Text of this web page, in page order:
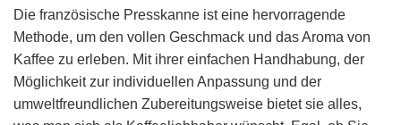
Die französische Presskanne ist eine hervorragende
Methode, um den vollen Geschmack und das Aroma von
Kaffee zu erleben. Mit ihrer einfachen Handhabung, der
Möglichkeit zur individuellen Anpassung und der
umweltfreundlichen Zubereitungsweise bietet sie alles,